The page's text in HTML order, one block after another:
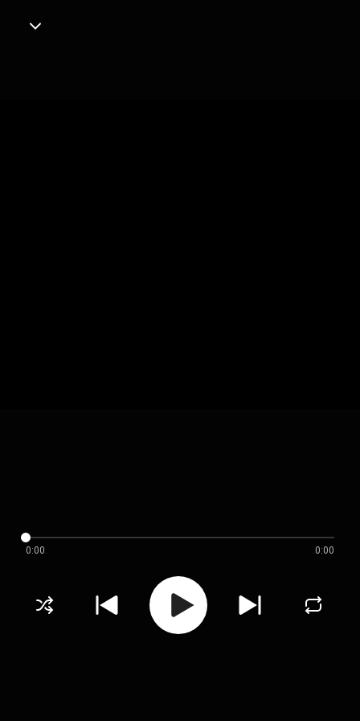
0:00 0:00